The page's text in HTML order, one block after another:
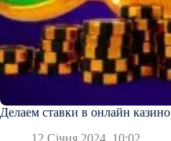
Делаем ставки в онлайн
12 Січня 2024, 10:02